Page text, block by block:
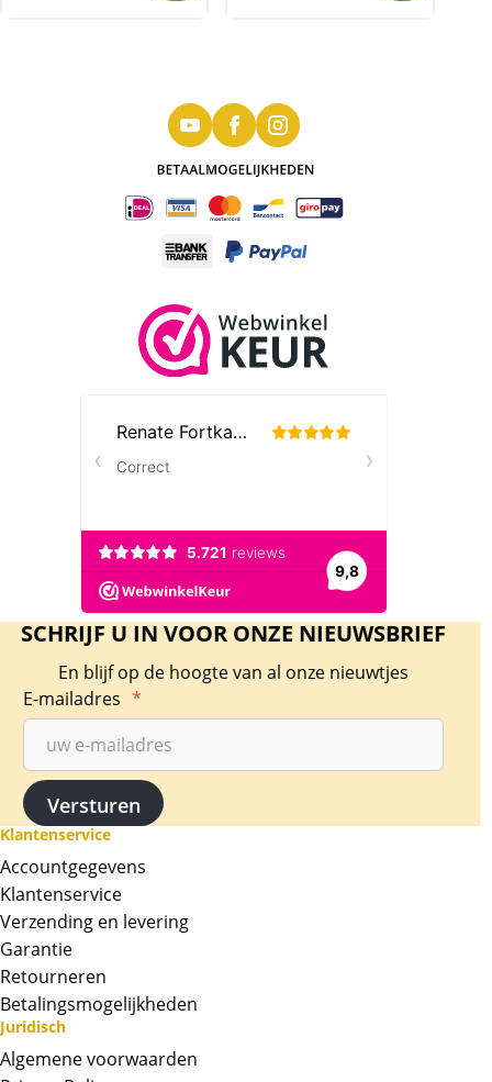
SCHRIJF U IN VOOR ONZE NIEUWSBRIEF
En blijf op de hoogte van al onze nieuwtjes
E-mailadres *
Klantenservice
Accountgegevens
Klantenservice
Verzending en levering
Garantie
Retourneren
Betalingsmogelijkheden
Juridisch
Algemene voorwaarden